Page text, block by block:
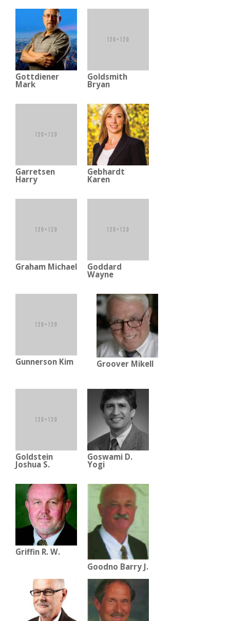
Gottdiener
Mark
Goldsmith
Bryan
Garretsen
Harry
Gebhardt
Karen
Graham Michael Goddard
Wayne
Gunnerson Kim Groover Mikell
Goldstein
Joshua S.
Goswami D.
Yogi
Griffin R. W.
Goodno Barry J.